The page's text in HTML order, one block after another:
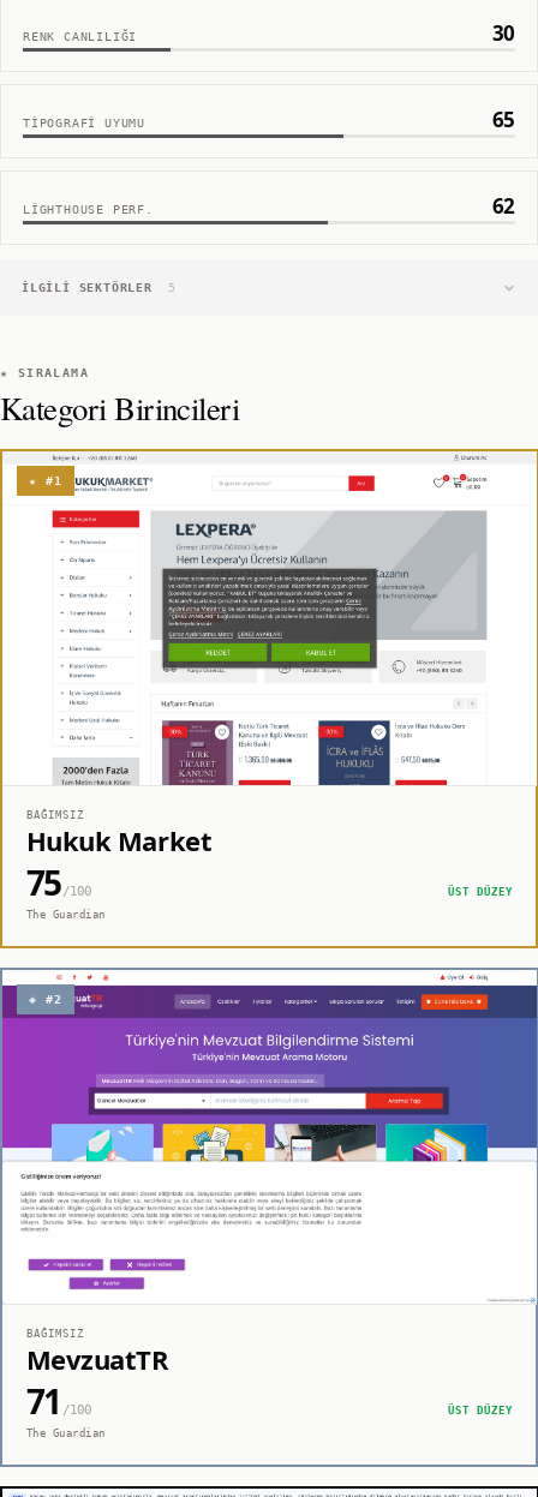
RENK CANLILIĞI 30
TIPOGRAFI UYUMU 65
LIGHTHOUSE PERF. 62
İLGILI SEKTÖRLER 5
★ SIRALAMA
Kategori Birincileri
★ #1
BAĞIMSIZ
Hukuk Market
75/100
ÜST DÜZEY
The Guardian
◈ #2
BAĞIMSIZ
MevzuatTR
71 /100
ÜST DÜZEY
The Guardian